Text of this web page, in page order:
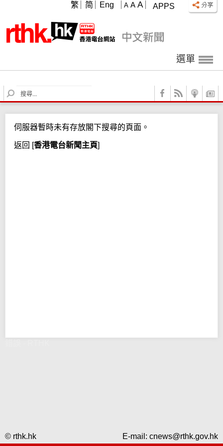
APPS
A A A
繁 简 Eng
選單
S
e
c
h
伺服器暫時未有存放閣下搜尋的頁面。
返回 [香港電台新聞主頁]
© rthk.hk E-mail: cnews@rthk.gov.hk